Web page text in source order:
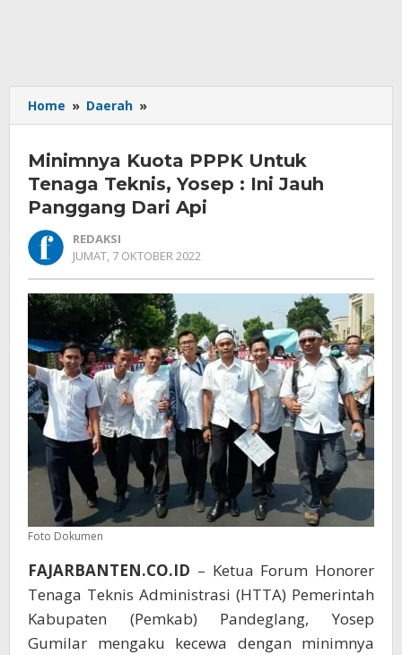
Home » Daerah »
Kuota
Untuk
Tenaga
Teknis,
Yosep
Ini
Jauh
Panggang
Dari
Api
Minimnya Kuota PPPK Untuk
Tenaga Teknis, Yosep : Ini Jauh
Panggang Dari Api
REDAKSI
JUMAT, 7 OKTOBER 2022
Foto Dokumen
FAJARBANTEN.CO.ID – Ketua Forum Honorer
Tenaga Teknis Administrasi (HTTA) Pemerintah
Kabupaten (Pemkab) Pandeglang, Yosep
Gumilar mengaku kecewa dengan minimnya